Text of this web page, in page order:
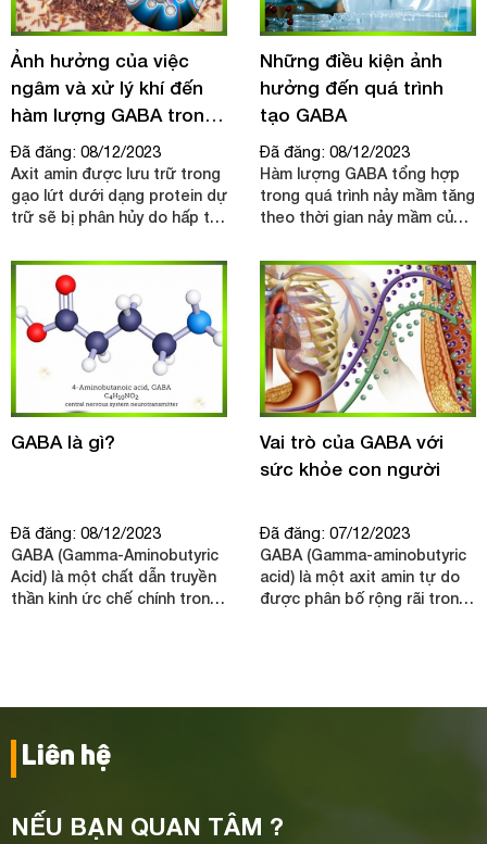
Ảnh hưởng của việc
ngâm và xử lý khí đến
hàm lượng GABA trong
gạo lứt
Đã đăng: 08/12/2023
Axit amin được lưu trữ trong
gạo lứt dưới dạng protein dự
trữ sẽ bị phân hủy do hấp thụ
thể vận chuyển và cung cấp
cho các bộ phận đang phát
triển của cây lúa (Lea,
Robinson, & Stewart, 1990).
Do đó, khi hấp thụ nước,
glutamate decarboxylase
(GAD) được kích hoạt và axit
glutamic được chuyển thành
GABA.
Những điều kiện ảnh
hưởng đến quá trình
tạo GABA
Đã đăng: 08/12/2023
Hàm lượng GABA tổng hợp
trong quá trình nảy mầm tăng
theo thời gian nảy mầm của
này là do hàm lượng acid
glutamic giảm trong quá trình
nảy mầm, quá trình ngâm hạt
làm hạt hút nước đã kích
hoạt enzyme nội sinh GAD
phân cắt gốc carbonyl của
acid glutamic thành GABA.
GABA là gì?
Đã đăng: 08/12/2023
GABA (Gamma-Aminobutyric
Acid) là một chất dẫn truyền
thần kinh ức chế chính trong
động của hệ thần kinh.
Vai trò của GABA với
sức khỏe con người
Đã đăng: 07/12/2023
GABA (Gamma-aminobutyric
acid) là một axit amin tự do
được phân bố rộng rãi trong
Liên hệ
NẾU BẠN QUAN TÂM ?